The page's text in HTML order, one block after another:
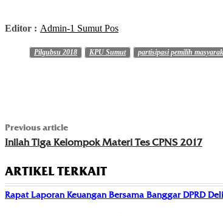
Editor : Admin-1 Sumut Pos
Pilgubsu 2018 KPU Sumut partisipasi pemilih
Previous article
Inilah Tiga Kelompok Materi Tes CPNS 2017
ARTIKEL TERKAIT
Rapat Laporan Keuangan Bersama Banggar DPRD